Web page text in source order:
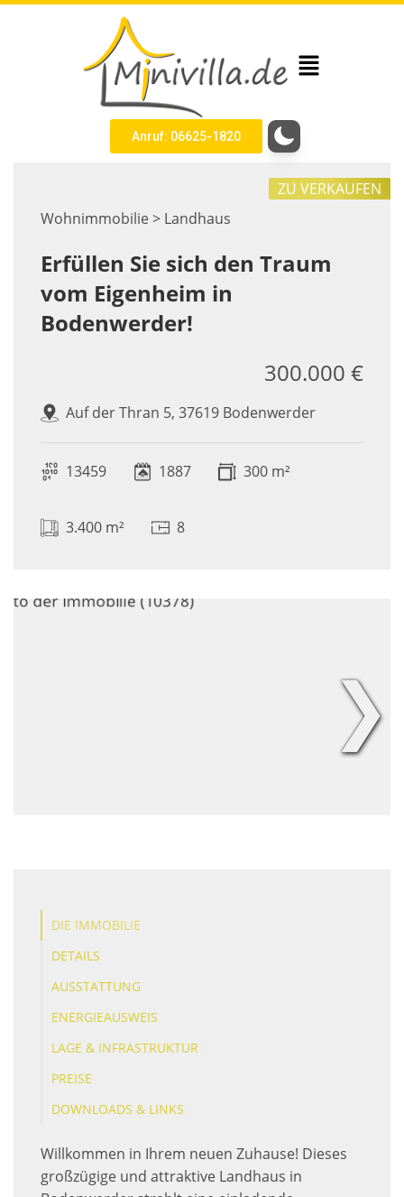
Anruf: 06625-1820
Wohnimmobilie > Landhaus
ZU VERKAUFEN
Erfüllen Sie sich den Traum
vom Eigenheim in
Bodenwerder!
Auf der Thran 5, 37619 Bodenwerder
300.000 €
13459 1887 300 m²
3.400 m² 8
❯
DIE IMMOBILIE
DETAILS
AUSSTATTUNG
ENERGIEAUSWEIS
LAGE & INFRASTRUKTUR
PREISE
DOWNLOADS & LINKS
Willkommen in Ihrem neuen Zuhause! Dieses
großzügige und attraktive Landhaus in